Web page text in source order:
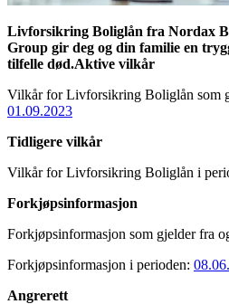
Livforsikring Boliglån fra Nordax
Group gir deg og din familie en
tilfelle død.Aktive vilkår
Vilkår for Livforsikring Boliglån som
01.09.2023
Tidligere vilkår
Vilkår for Livforsikring Boliglån i
Forkjøpsinformasjon
Forkjøpsinformasjon som gjelder fra
Forkjøpsinformasjon i perioden:
Angrerett